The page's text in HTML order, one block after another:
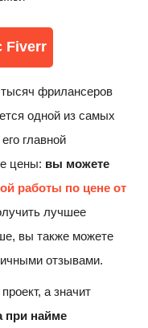
Fiverr
тысяч фрилансеров
одной из самых
главной
цены: вы можете
работы по цене от
лучшее
вы также можете
отзывами.
а значит
при найме